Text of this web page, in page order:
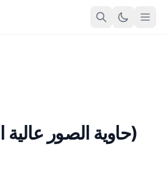
HEIC (حاوية الصور عالية الكفاءة)